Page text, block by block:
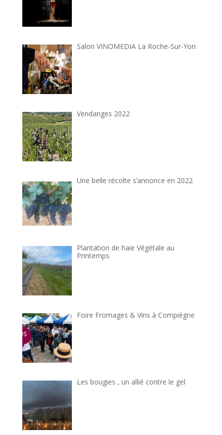
Salon VINOMEDIA La Roche-Sur-Yon
Vendanges 2022
Une belle récolte s’annonce en 2022
Plantation de haie Végétale au
Printemps
Foire Fromages & Vins à Compiègne
Les bougies , un allié contre le gel